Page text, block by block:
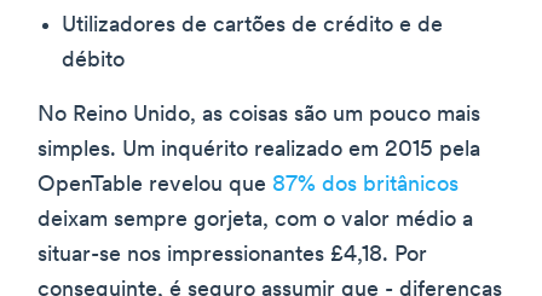
Utilizadores de cartões de crédito e de
débito
No Reino Unido, as coisas são um pouco mais
simples. Um inquérito realizado em 2015 pela
OpenTable revelou que 87% dos britânicos
deixam sempre gorjeta, com o valor médio a
situar-se nos impressionantes £4,18. Por
conseguinte, é seguro assumir que - diferenças